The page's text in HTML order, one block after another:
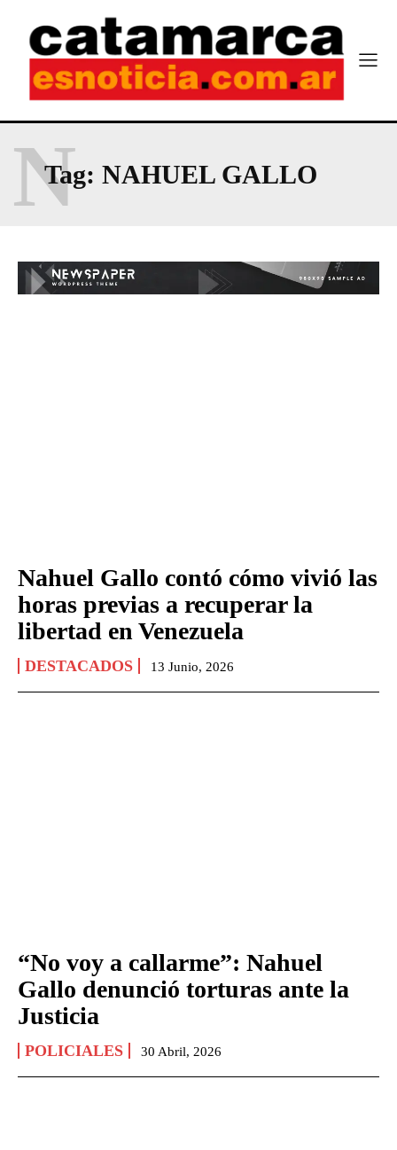
Tag: NAHUEL GALLO
N
Nahuel Gallo contó cómo vivió las
horas previas a recuperar la
libertad en Venezuela
DESTACADOS 13 Junio, 2026
“No voy a callarme”: Nahuel
Gallo denunció torturas ante la
Justicia
POLICIALES 30 Abril, 2026